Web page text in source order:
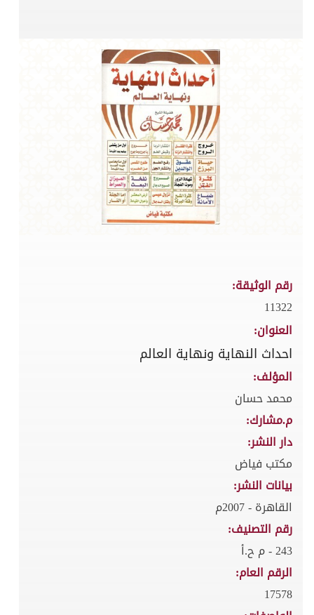
رقم الوثيقة:
11322
العنوان:
احداث النهاية ونهاية العالم
المؤلف:
محمد حسان
م.مشارك:
دار النشر:
مكتب فياض
بيانات النشر:
القاهرة - 2007م
رقم التصنيف:
243 - م ح.أ
الرقم العام:
17578